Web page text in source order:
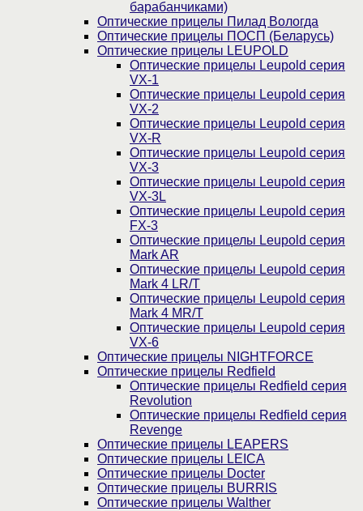
барабанчиками)
Оптические прицелы Пилад Вологда
Оптические прицелы ПОСП (Беларусь)
Оптические прицелы LEUPOLD
Оптические прицелы Leupold серия
VX-1
Оптические прицелы Leupold серия
VX-2
Оптические прицелы Leupold серия
VX-R
Оптические прицелы Leupold серия
VX-3
Оптические прицелы Leupold серия
VX-3L
Оптические прицелы Leupold серия
FX-3
Оптические прицелы Leupold серия
Mark AR
Оптические прицелы Leupold серия
Mark 4 LR/T
Оптические прицелы Leupold серия
Mark 4 MR/T
Оптические прицелы Leupold серия
VX-6
Оптические прицелы NIGHTFORCE
Оптические прицелы Redfield
Оптические прицелы Redfield серия
Revolution
Оптические прицелы Redfield серия
Revenge
Оптические прицелы LEAPERS
Оптические прицелы LEICA
Оптические прицелы Docter
Оптические прицелы BURRIS
Оптические прицелы Walther